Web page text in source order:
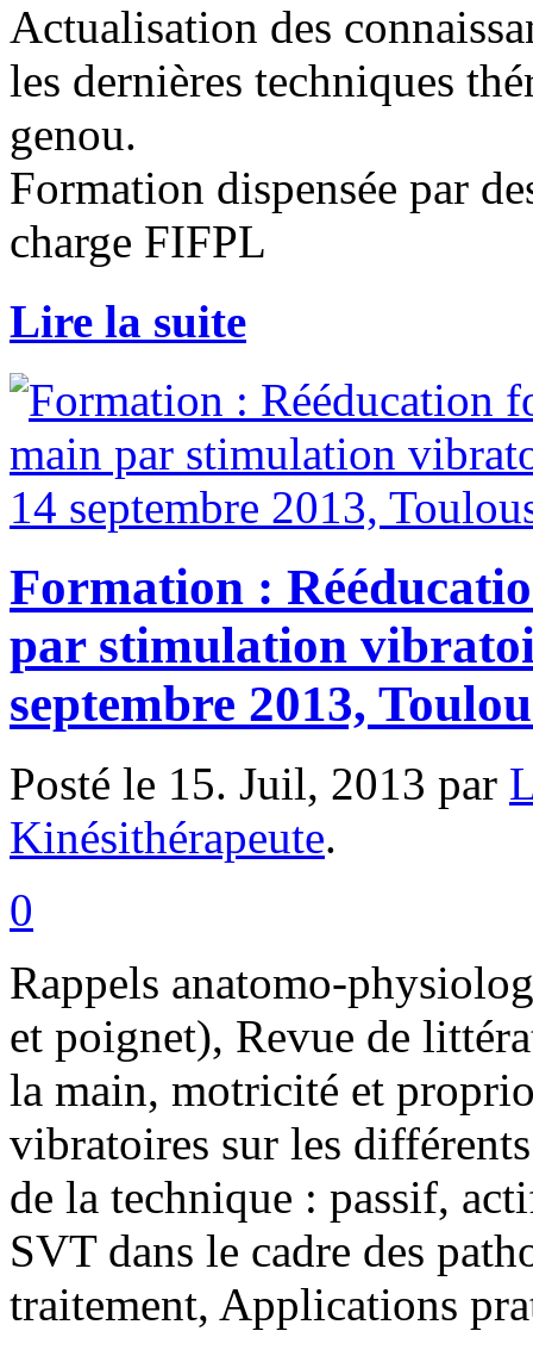
Actualisation des
les dernières techniques
genou.
Formation dispensée par
charge FIFPL
Lire la suite
Formation :
par stimulation
septembre 2013,
Posté le 15. Juil, 2013 par
Kinésithérapeute.
0
Rappels anatomo-
et poignet), Revue de
la main, motricité et
vibratoires sur les
de la technique : passif,
SVT dans le cadre des
traitement, Applications